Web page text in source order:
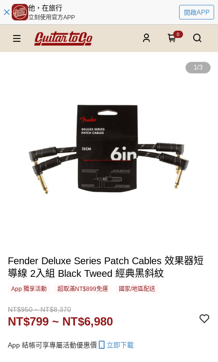
他，在旅行
立刻使用官方APP
開啟APP
0
1/3
Fender Deluxe Series Patch Cables 效果器短
導線 2入組 Black Tweed 經典黑斜紋
App 獨享活動 超取滿NT$899免運 國家/地區配送
NT$950 ~ NT$8,370
NT$799 ~ NT$6,980
App 結帳可享專屬活動優惠價 立即下載